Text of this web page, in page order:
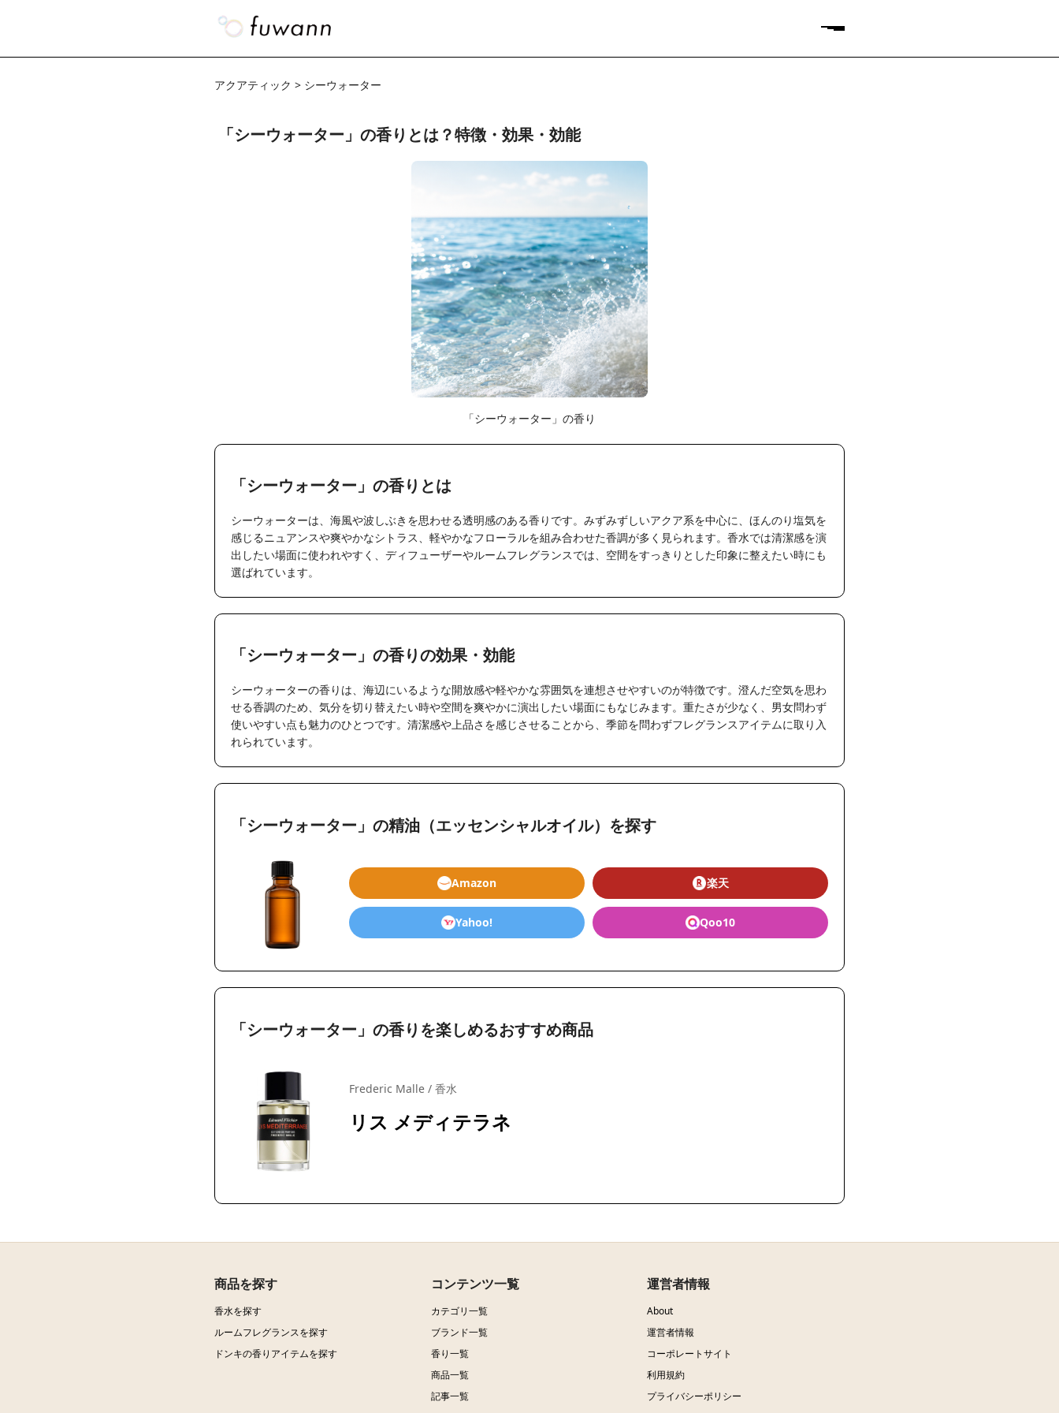
アクアティック > シーウォーター
「シーウォーター」の香りとは？特徴・効果・効能
「シーウォーター」の香り
「シーウォーター」の香りとは
シーウォーターは、海風や波しぶきを思わせる透明感のある香りです。みずみずしいアクア系を中心に、ほんのり塩気を
感じるニュアンスや爽やかなシトラス、軽やかなフローラルを組み合わせた香調が多く見られます。香水では清潔感を演
出したい場面に使われやすく、ディフューザーやルームフレグランスでは、空間をすっきりとした印象に整えたい時にも
選ばれています。
「シーウォーター」の香りの効果・効能
シーウォーターの香りは、海辺にいるような開放感や軽やかな雰囲気を連想させやすいのが特徴です。澄んだ空気を思わ
せる香調のため、気分を切り替えたい時や空間を爽やかに演出したい場面にもなじみます。重たさが少なく、男女問わず
使いやすい点も魅力のひとつです。清潔感や上品さを感じさせることから、季節を問わずフレグランスアイテムに取り入
れられています。
「シーウォーター」の精油（エッセンシャルオイル）を探す
Amazon 楽天
Yahoo! Qoo10
「シーウォーター」の香りを楽しめるおすすめ商品
Frederic Malle / 香水
リス メディテラネ
商品を探す
香水を探す
ルームフレグランスを探す
ドンキの香りアイテムを探す
コンテンツ一覧
カテゴリ一覧
ブランド一覧
香り一覧
商品一覧
記事一覧
運営者情報
About
運営者情報
コーポレートサイト
利用規約
プライバシーポリシー